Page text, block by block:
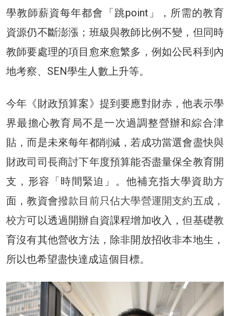
學教師薪資每年都會「跳point」，所需的教育
資源仍不斷澎漲； 班級與教師比例不變，但同時
教師要處理的項目愈來愈繁多，例如公民科到內
地考察、SEN學生人數上升等。
今年《財政預算案》提到要應對財赤，他表示學
界最擔心教育局不是一次過調整營辦和綜合津
貼，而是未來每年都削減，若成功當選會盡快與
財政司司長商討下年度預算能否盡量保全教育開
支，形容「時間緊迫」。他補充指大學資助方
面，教資會撥款目前只佔大學營運開支約五成，
校方可以透過開辦自資課程增加收入，但基礎教
育沒有其他營收方法，除非開放招收非本地生，
所以也希望盡快達成這個目標。